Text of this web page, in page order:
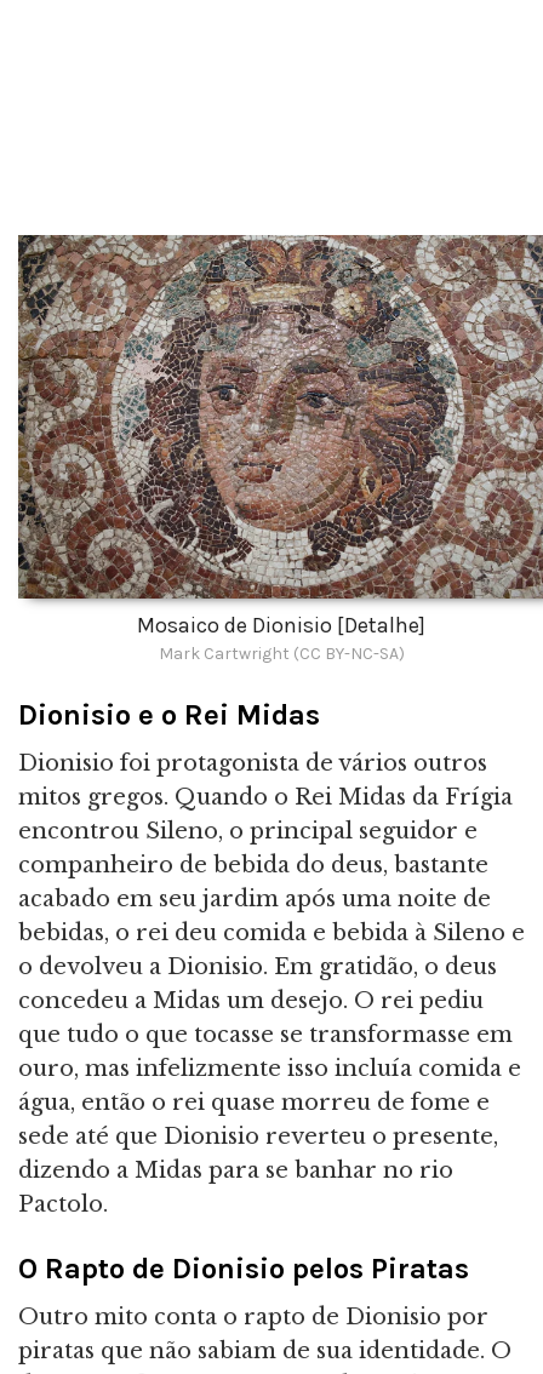
Mosaico de Dionisio [Detalhe]
Mark Cartwright (CC BY-NC-SA)
Dionisio e o Rei Midas
Dionisio foi protagonista de vários outros
mitos gregos. Quando o Rei Midas da Frígia
encontrou Sileno, o principal seguidor e
companheiro de bebida do deus, bastante
acabado em seu jardim após uma noite de
bebidas, o rei deu comida e bebida à Sileno e
o devolveu a Dionisio. Em gratidão, o deus
concedeu a Midas um desejo. O rei pediu
que tudo o que tocasse se transformasse em
ouro, mas infelizmente isso incluía comida e
água, então o rei quase morreu de fome e
sede até que Dionisio reverteu o presente,
dizendo a Midas para se banhar no rio
Pactolo.
O Rapto de Dionisio pelos Piratas
Outro mito conta o rapto de Dionisio por
piratas que não sabiam de sua identidade. O